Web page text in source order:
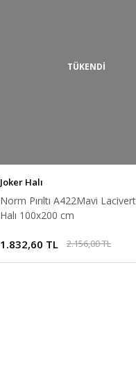
TÜKENDİ
Joker Halı
Norm Pırıltı A422Mavi
Halı 100x200 cm
1.832,60 TL 2.156,00 TL